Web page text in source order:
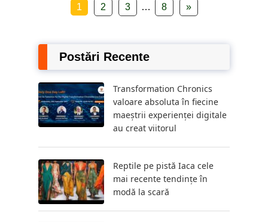
1 2 3 … 8 »
Postări Recente
Transformation Chronics
valoare absoluta în fiecine
maeștrii experienței digitale
au creat viitorul
Reptile pe pistă Iaca cele
mai recente tendințe în
modă la scară